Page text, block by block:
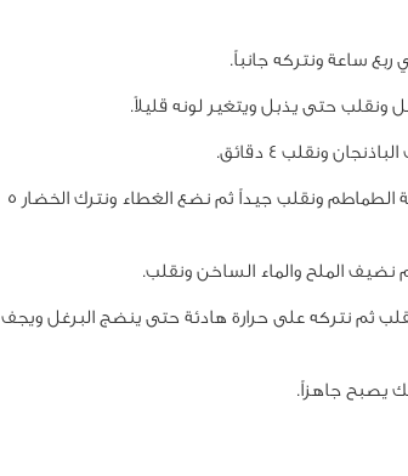
ربع ساعة ونتركه جانباً.
حتى يذبل ويتغير لونه قليلاً.
ونقلب 4 دقائق.
نقشر الطماطم ونقطعها ونضيفها مع صلصة الطماطم ونقلب جيداً ثم نضع الغطاء ونترك الخضار 5
الملح والماء الساخن ونقلب.
ثم نتركه على حرارة هادئة حتى ينضج البرغل ويجف
يصبح جاهزاً.